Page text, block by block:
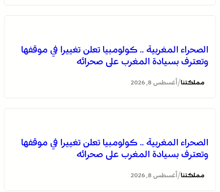
الصحراء المغربية .. كولومبيا تعلن تغييرا في موقفها
وتعترف بسيادة المغرب على صحرائه
مملكتنا/ أغسطس 8, 2026
الصحراء المغربية .. كولومبيا تعلن تغييرا في موقفها
وتعترف بسيادة المغرب على صحرائه
مملكتنا/ أغسطس 8, 2026
العرائش .. فتح بحث قضائي إثر تصريحات واتهامات زائفة